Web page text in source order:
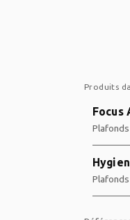
Produits
Focus